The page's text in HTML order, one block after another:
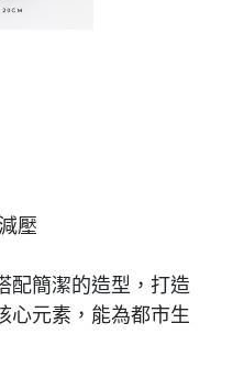
壓
配簡潔的造型，打造
心元素，能為都市生